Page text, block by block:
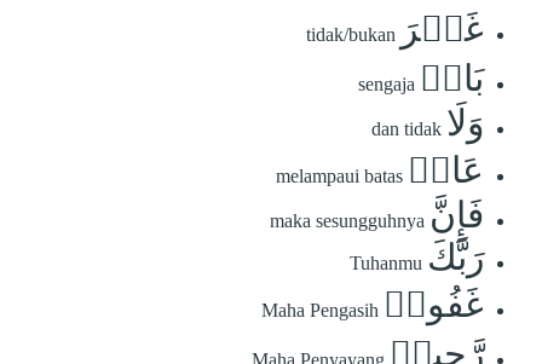
غَيۡرَ tidak/bukan
بَاغٖ sengaja
وَلَا dan tidak
عَادٖ melampaui batas
فَإِنَّ maka sesungguhnya
رَبَّكَ Tuhanmu
غَفُورٞ Maha Pengasih
رَّحِيمٞ Maha Penyayang